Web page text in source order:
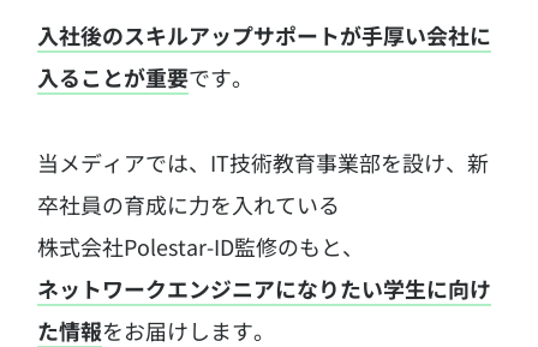
入社後のスキルアップサポートが手厚い会社に
入ることが重要です。
当メディアでは、IT技術教育事業部を設け、新
卒社員の育成に力を入れている
株式会社Polestar-ID監修のもと、
ネットワークエンジニアになりたい学生に向け
た情報をお届けします。